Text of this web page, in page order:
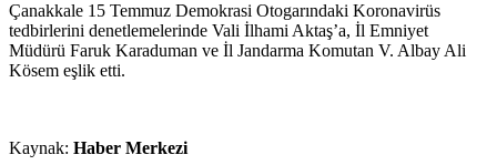
Çanakkale 15 Temmuz Demokrasi Otogarındaki Koronavirüs
tedbirlerini denetlemelerinde Vali İlhami Aktaş’a, İl Emniyet
Müdürü Faruk Karaduman ve İl Jandarma Komutan V. Albay Ali
Kösem eşlik etti.
Kaynak: Haber Merkezi